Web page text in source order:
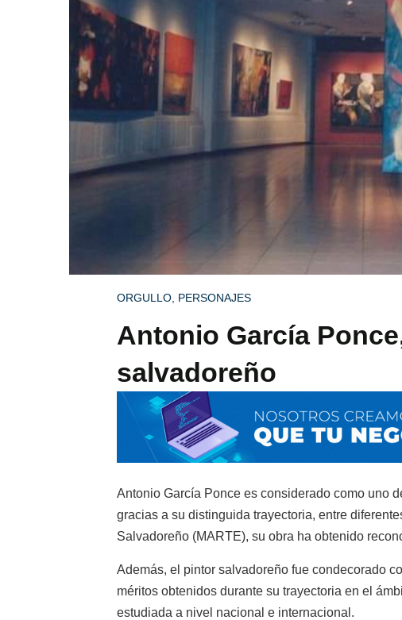
ORGULLO PERSONAJES
Antonio García
salvadoreño
Antonio García Ponce es considerado como uno
gracias a su distinguida trayectoria, entre
Salvadoreño (MARTE), su obra ha obtenido
Además, el pintor salvadoreño fue condecorado
méritos obtenidos durante su trayectoria en el
estudiada a nivel nacional e internacional.